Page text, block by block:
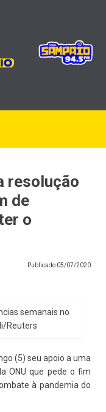
resolução
de
o
Publicado 05/07/2020
semanais no
Reuters
(5) seu apoio a uma
ONU que pede o fim
à pandemia do